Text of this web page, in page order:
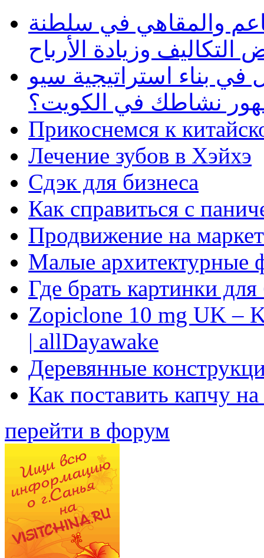
والمقاهي في سلطنة
وزيادة الأرباح
بناء استراتيجية سيو
نشاطك في الكويت؟
Прикоснемся к
Лечение зубов в Хэйхэ
Сдэк для бизнеса
Как справиться с
Продвижение на
Малые архитектурные
Где брать картинки
Zopiclone 10 mg UK –
| allDayawake
Деревянные
Как поставить капчу
перейти в форум